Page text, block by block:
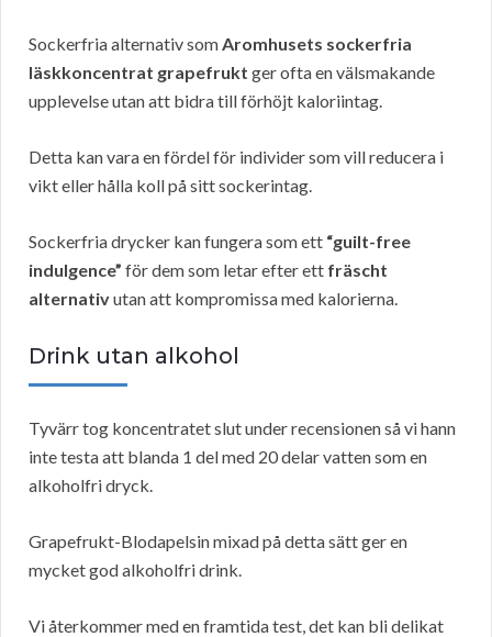
Sockerfria alternativ somAromhusets sockerfria
läskkoncentrat grapefrukt ger ofta en välsmakande
upplevelse utan att bidra till förhöjt kaloriintag.
Detta kan vara en fördel för individer som vill reducera i
vikt eller hålla koll på sitt sockerintag.
Sockerfria drycker kan fungera som ett “guilt-free
indulgence” för dem som letar efter ett fräscht
alternativutan att kompromissa med kalorierna.
Drink utan alkohol
Tyvärr tog koncentratet slut under recensionen så vi hann
inte testa att blanda 1 del med 20 delar vatten som en
alkoholfri dryck.
Grapefrukt-Blodapelsin mixad på detta sätt ger en
mycket god alkoholfri drink.
Vi återkommer med en framtida test, det kan bli delikat